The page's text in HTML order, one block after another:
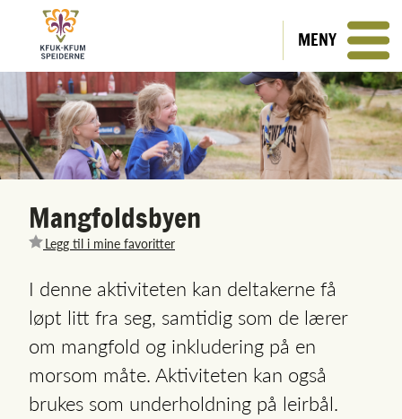
MENY
Mangfoldsbyen
Legg til i mine favoritter
I denne aktiviteten kan deltakerne få
løpt litt fra seg, samtidig som de lærer
om mangfold og inkludering på en
morsom måte. Aktiviteten kan også
brukes som underholdning på leirbål.